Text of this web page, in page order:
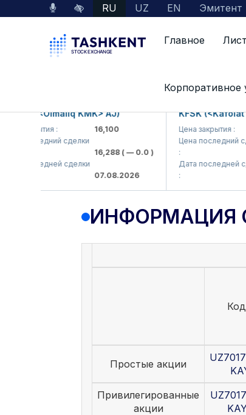
RU UZ EN Эмитент
Главное
Корпоративное
Информация о
(<Olmaliq KMK> AJ)
закрытия :
16,100
последний сделки
16,288( — 0.0 )
последней сделки
07.08.2026
KFSK (<Kafolat
Цена закрытия :
Цена последний
Дата последней
ИНФОРМАЦИЯ
Простые акции
Привилегированные
акции